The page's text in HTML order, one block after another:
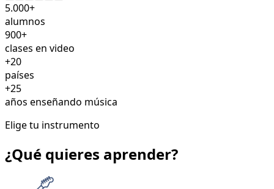
5.000+
alumnos
900+
clases en video
+20
países
+25
años enseñando música
Elige tu instrumento
¿Qué quieres aprender?